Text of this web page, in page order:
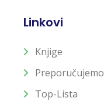
Linkovi
Knjige
Preporučujemo
Top-Lista